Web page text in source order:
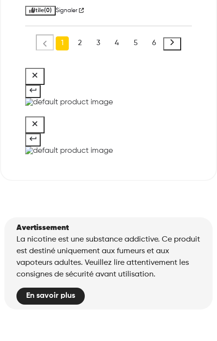
Utile(0) Signaler
1 2 3 4 5 6
Avertissement
La nicotine est une substance addictive. Ce produit
est destiné uniquement aux fumeurs et aux
vapoteurs adultes. Veuillez lire attentivement les
consignes de sécurité avant utilisation.
En savoir plus